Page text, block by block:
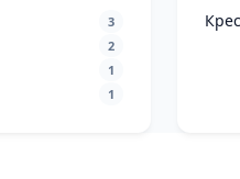
3
2
1
1